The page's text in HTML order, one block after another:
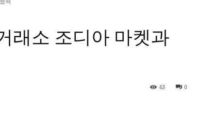
래소 조디아 마켓과
0
63